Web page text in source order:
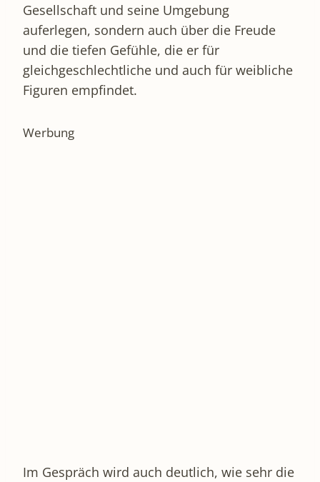
Gesellschaft und seine Umgebung
auferlegen, sondern auch über die Freude
und die tiefen Gefühle, die er für
gleichgeschlechtliche und auch für weibliche
Figuren empfindet.
Werbung
Im Gespräch wird auch deutlich, wie sehr die